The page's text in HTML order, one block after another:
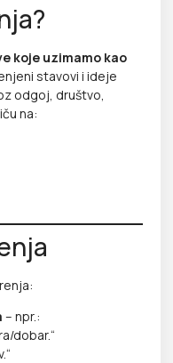
koje uzimamo kao
stavovi i ideje
odgoj, društvo,
na:
– npr.:
dobar.“